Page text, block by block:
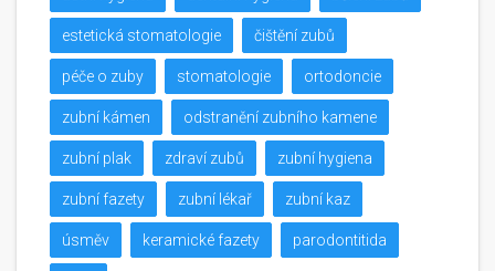
estetická stomatologie čištění zubů
péče o zuby stomatologie ortodoncie
zubní kámen odstranění zubního kamene
zubní plak zdraví zubů zubní hygiena
zubní fazety zubní lékař zubní kaz
úsměv keramické fazety parodontitida